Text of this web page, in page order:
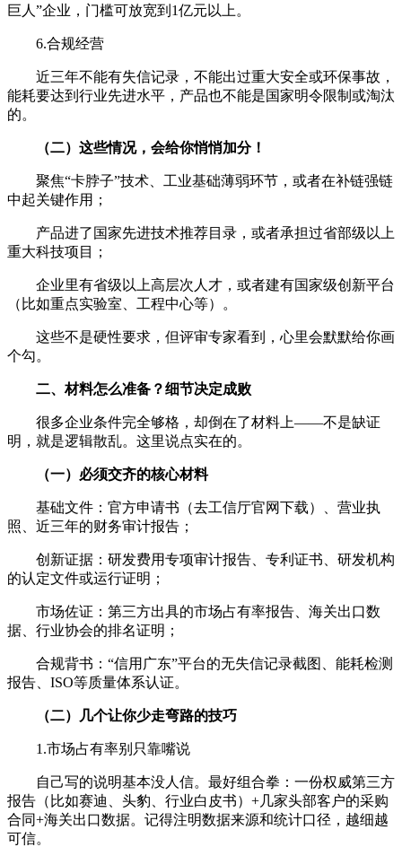
巨人”企业，门槛可放宽到1亿元以上。
6.合规经营
近三年不能有失信记录，不能出过重大安全或环保事故，
能耗要达到行业先进水平，产品也不能是国家明令限制或淘汰
的。
（二）这些情况，会给你悄悄加分！
聚焦“卡脖子”技术、工业基础薄弱环节，或者在补链强链
中起关键作用；
产品进了国家先进技术推荐目录，或者承担过省部级以上
重大科技项目；
企业里有省级以上高层次人才，或者建有国家级创新平台
（比如重点实验室、工程中心等）。
这些不是硬性要求，但评审专家看到，心里会默默给你画
个勾。
二、材料怎么准备？细节决定成败
很多企业条件完全够格，却倒在了材料上——不是缺证
明，就是逻辑散乱。这里说点实在的。
（一）必须交齐的核心材料
基础文件：官方申请书（去工信厅官网下载）、营业执
照、近三年的财务审计报告；
创新证据：研发费用专项审计报告、专利证书、研发机构
的认定文件或运行证明；
市场佐证：第三方出具的市场占有率报告、海关出口数
据、行业协会的排名证明；
合规背书：“信用广东”平台的无失信记录截图、能耗检测
报告、ISO等质量体系认证。
（二）几个让你少走弯路的技巧
1.市场占有率别只靠嘴说
自己写的说明基本没人信。最好组合拳：一份权威第三方
报告（比如赛迪、头豹、行业白皮书）+几家头部客户的采购
合同+海关出口数据。记得注明数据来源和统计口径，越细越
可信。